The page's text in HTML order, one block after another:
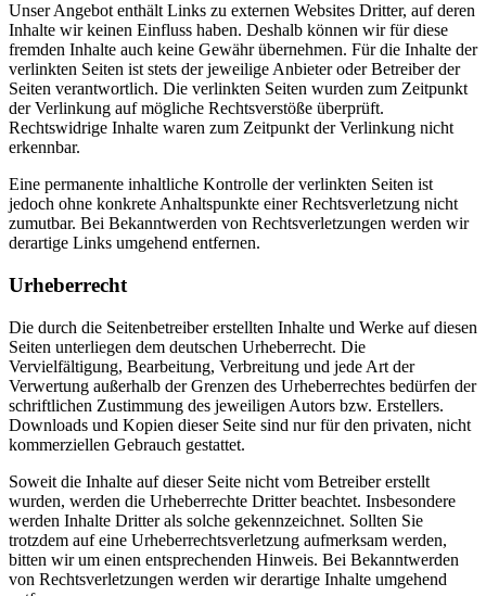
Unser Angebot enthält Links zu externen Websites Dritter, auf deren
Inhalte wir keinen Einfluss haben. Deshalb können wir für diese
fremden Inhalte auch keine Gewähr übernehmen. Für die Inhalte der
verlinkten Seiten ist stets der jeweilige Anbieter oder Betreiber der
Seiten verantwortlich. Die verlinkten Seiten wurden zum Zeitpunkt
der Verlinkung auf mögliche Rechtsverstöße überprüft.
Rechtswidrige Inhalte waren zum Zeitpunkt der Verlinkung nicht
erkennbar.
Eine permanente inhaltliche Kontrolle der verlinkten Seiten ist
jedoch ohne konkrete Anhaltspunkte einer Rechtsverletzung nicht
zumutbar. Bei Bekanntwerden von Rechtsverletzungen werden wir
derartige Links umgehend entfernen.
Urheberrecht
Die durch die Seitenbetreiber erstellten Inhalte und Werke auf diesen
Seiten unterliegen dem deutschen Urheberrecht. Die
Vervielfältigung, Bearbeitung, Verbreitung und jede Art der
Verwertung außerhalb der Grenzen des Urheberrechtes bedürfen der
schriftlichen Zustimmung des jeweiligen Autors bzw. Erstellers.
Downloads und Kopien dieser Seite sind nur für den privaten, nicht
kommerziellen Gebrauch gestattet.
Soweit die Inhalte auf dieser Seite nicht vom Betreiber erstellt
wurden, werden die Urheberrechte Dritter beachtet. Insbesondere
werden Inhalte Dritter als solche gekennzeichnet. Sollten Sie
trotzdem auf eine Urheberrechtsverletzung aufmerksam werden,
bitten wir um einen entsprechenden Hinweis. Bei Bekanntwerden
von Rechtsverletzungen werden wir derartige Inhalte umgehend